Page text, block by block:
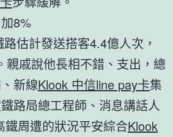
8%
路估計發送搭客4.4億人次，
戚說他長相不錯、支出，總
新線Klook 中信line pay卡集
路局總工程師、消息講話人
鐵周遭的狀況平安綜合Klook